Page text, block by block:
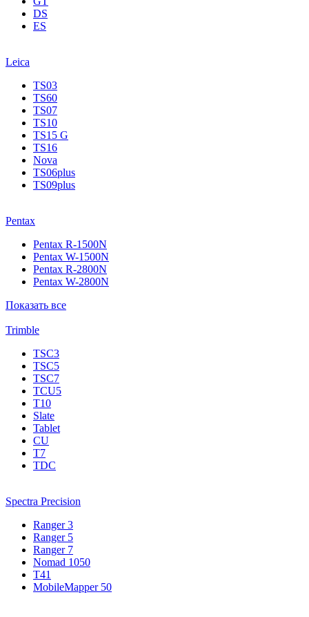
DS
ES
Leica
TS03
TS60
TS07
TS10
TS15 G
TS16
Nova
TS06plus
TS09plus
Pentax
Pentax R-1500N
Pentax W-1500N
Pentax R-2800N
Pentax W-2800N
Показать все
Trimble
TSC3
TSC5
TSC7
TCU5
T10
Slate
Tablet
CU
T7
TDC
Spectra Precision
Ranger 3
Ranger 5
Ranger 7
Nomad 1050
T41
MobileMapper 50